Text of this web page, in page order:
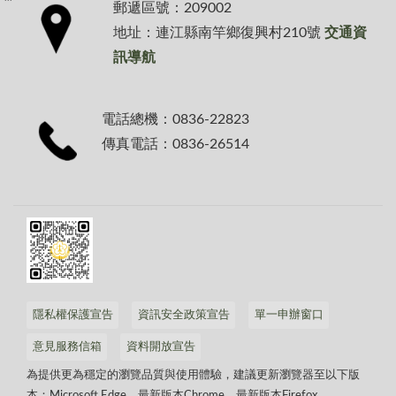
郵遞區號：209002
地址：連江縣南竿鄉復興村210號 交通資
訊導航
電話總機：0836-22823
傳真電話：0836-26514
隱私權保護宣告 資訊安全政策宣告 單一申辦窗口
意見服務信箱 資料開放宣告
為提供更為穩定的瀏覽品質與使用體驗，建議更新瀏覽器至以下版